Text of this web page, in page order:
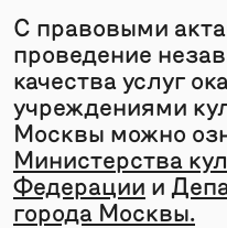
С правовыми
проведение
качества услуг
учреждениями
Москвы можно
Министерства
Федерации и
города Москвы.